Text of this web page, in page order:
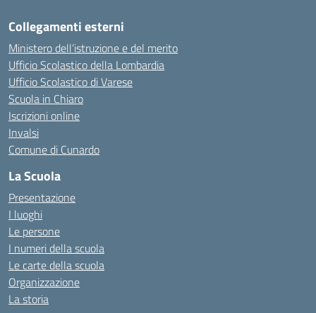
Collegamenti esterni
Ministero dell’istruzione e del merito
Ufficio Scolastico della Lombardia
Ufficio Scolastico di Varese
Scuola in Chiaro
Iscrizioni online
Invalsi
Comune di Cunardo
La Scuola
Presentazione
I luoghi
Le persone
I numeri della scuola
Le carte della scuola
Organizzazione
La storia